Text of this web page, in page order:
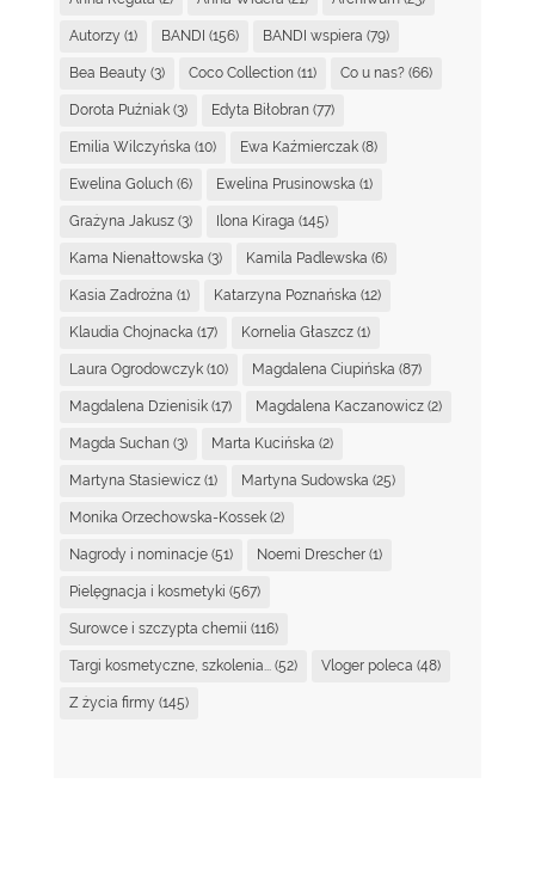
Autorzy (1) BANDI (156) BANDI wspiera (79)
Bea Beauty (3) Coco Collection(11) Co u nas?(66)
Dorota Puźniak(3) Edyta Biłobran(77)
Emilia Wilczyńska (10) Ewa Kaźmierczak(8)
Ewelina Goluch(6) Ewelina Prusinowska (1)
Grażyna Jakusz(3) Ilona Kiraga (145)
Kama Nienałtowska (3) Kamila Padlewska (6)
Kasia Zadrożna (1) Katarzyna Poznańska (12)
Klaudia Chojnacka (17) Kornelia Głaszcz(1)
Laura Ogrodowczyk(10) Magdalena Ciupińska (87)
Magdalena Dzienisik(17) Magdalena Kaczanowicz(2)
Magda Suchan(3) Marta Kucińska (2)
Martyna Stasiewicz(1) Martyna Sudowska (25)
Monika Orzechowska-Kossek(2)
Nagrody i nominacje(51) Noemi Drescher(1)
Pielęgnacja i kosmetyki (567)
Surowce i szczypta chemii (116)
Targi kosmetyczne, szkolenia...(52) Vloger poleca (48)
Z życia firmy (145)